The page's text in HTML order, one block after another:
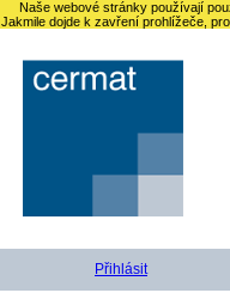
Naše webové stránky používají
Jakmile dojde k zavření prohlížeče,
Přihlásit